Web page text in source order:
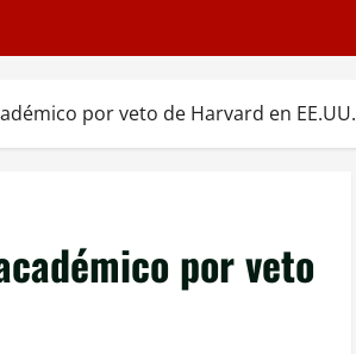
por veto de Harvard en EE.UU.
por veto